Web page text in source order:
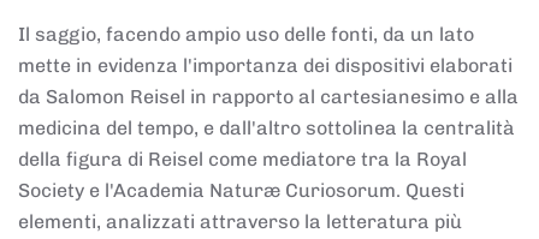
Il saggio, facendo ampio uso delle fonti, da un lato
mette in evidenza l'importanza dei dispositivi elaborati
da Salomon Reisel in rapporto al cartesianesimo e alla
medicina del tempo, e dall'altro sottolinea la centralità
della figura di Reisel come mediatore tra la Royal
Society e l'Academia Naturæ Curiosorum. Questi
elementi, analizzati attraverso la letteratura più